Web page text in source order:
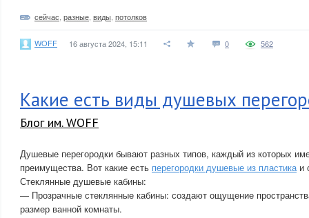
сейчас разные виды потолков
WOFF 16 августа 2024, 15:11 0 562
Какие есть виды душевых
Блог им. WOFF
Душевые перегородки бывают разных типов, каждый из которых
преимущества. Вот какие есть перегородки душевые из пластикаи
Стеклянные душевые кабины:
— Прозрачные стеклянные кабины: создают ощущение
размер ванной комнаты.